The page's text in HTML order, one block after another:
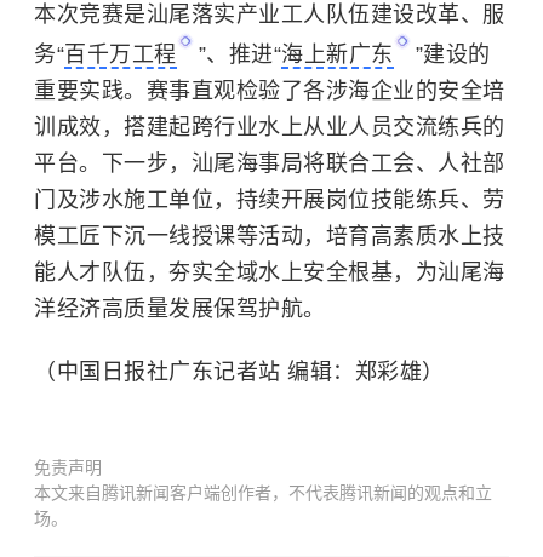
本次竞赛是汕尾落实产业工人队伍建设改革、服
务“百千万工程 ”、推进“海上新广东
”建设的
重要实践。赛事直观检验了各涉海企业的安全培
训成效，搭建起跨行业水上从业人员交流练兵的
平台。下一步，汕尾海事局将联合工会、人社部
门及涉水施工单位，持续开展岗位技能练兵、劳
模工匠下沉一线授课等活动，培育高素质水上技
能人才队伍，夯实全域水上安全根基，为汕尾海
洋经济高质量发展保驾护航。
（中国日报社广东记者站 编辑：郑彩雄）
免责声明
本文来自腾讯新闻客户端创作者，不代表腾讯新闻的观点和立
场。